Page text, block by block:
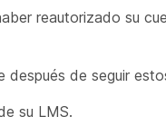
reautorizado su
después de seguir
su LMS.